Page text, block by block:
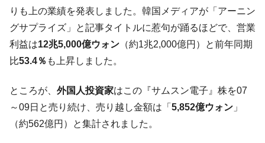
『Money1』
韓国･猛暑でソウル市全域「猛暑重大警報」
『Money1』
【日本市場再挑戦中】韓国『現代自動車』
07月販売台数は去年のほぼ半分「71台」しか売れなかっ
た。『起亜』は9台だけ
『Money1』
韓国「信用赦免を何回やっても、何回やっ
ても」⇒ 257万人赦免したのに60万人がまた延滞者に転
落！
『Money1』
韓国K9専用砲弾･装薬自動供給装甲車両･珍
りも上の業績を発表しました。韓国メディアが「アーニン
グサプライズ」と記事タイトルに惹句が踊るほどで、営業
利益は12兆5,000億ウォン （約1兆2,000億円）と前年同期
比53.4％ も上昇しました。
ところが、 外国人投資家はこの『サムスン電子』株を07
～09日と売り続け、売り越し金額は「 5,852億ウォン 」
（約562億円）と集計されました。